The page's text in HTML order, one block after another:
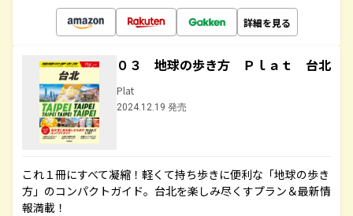
詳細を見る
０３ 地球の歩き方 Ｐｌａｔ 台北
Plat
2024.12.19 発売
これ１冊にすべて凝縮！軽くて持ち歩きに便利な「地球の歩き
方」のコンパクトガイド。台北を楽しみ尽くすプラン＆最新情
報満載！